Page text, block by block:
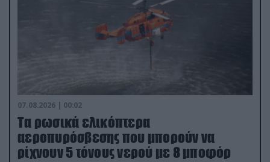
07.08.2026 | 00:02
Τα ρωσικά ελικόπτερα
αεροπυρόσβεσης που μπορούν να
ρίχνουν 5 τόνους νερού με 8 μποφόρ